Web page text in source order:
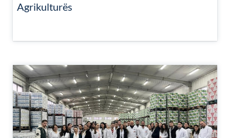
Agrikulturës